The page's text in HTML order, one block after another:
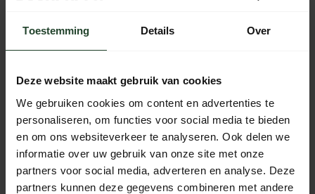
Toestemming Details Over
Deze website maakt gebruik van cookies
We gebruiken cookies om content en advertenties te
personaliseren, om functies voor social media te bieden
en om ons websiteverkeer te analyseren. Ook delen we
informatie over uw gebruik van onze site met onze
partners voor social media, adverteren en analyse. Deze
partners kunnen deze gegevens combineren met andere
Free shipping from €90 (NL, BE & DE)
Ordered Monday to Friday before 5 p.m., shipped the
same day
Available every day from 10:00 to 20:00 via chat,
telephone or email